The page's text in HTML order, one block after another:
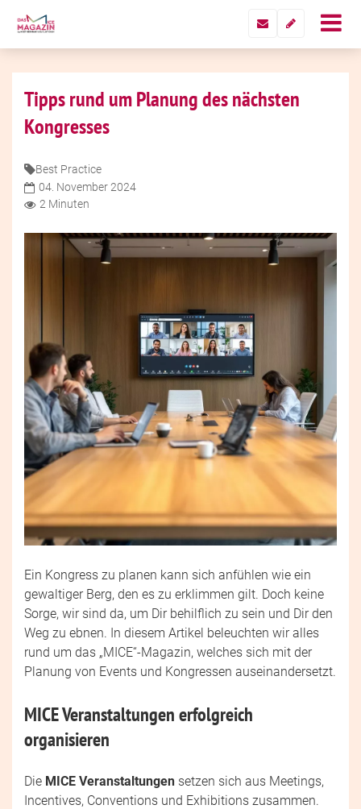
Tipps rund um Planung des nächsten
Kongresses
Best Practice
04. November 2024
2 Minuten
Ein Kongress zu planen kann sich anfühlen wie ein
gewaltiger Berg, den es zu erklimmen gilt. Doch keine
Sorge, wir sind da, um Dir behilflich zu sein und Dir den
Weg zu ebnen. In diesem Artikel beleuchten wir alles
rund um das „MICE“-Magazin, welches sich mit der
Planung von Events und Kongressen auseinandersetzt.
MICE Veranstaltungen erfolgreich
organisieren
Die MICE Veranstaltungen setzen sich aus Meetings,
Incentives, Conventions und Exhibitions zusammen.